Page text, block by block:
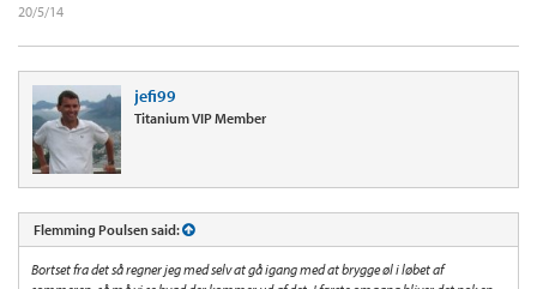
20/5/14
jefi99
Titanium VIP Member
Flemming Poulsen said:
Bortset fra det så regner jeg med selv at gå igang med at brygge øl i løbet af